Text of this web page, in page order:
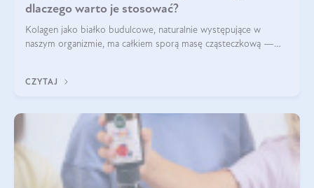
dlaczego warto je stosować?
Kolagen jako białko budulcowe, naturalnie występujące w
naszym organizmie, ma całkiem sporą masę cząsteczkową —
bardziej biodostępny
CZYTAJ